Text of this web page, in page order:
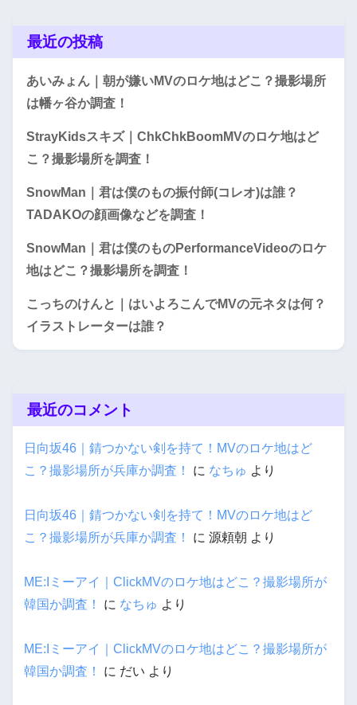
最近の投稿
あいみょん｜朝が嫌いMVのロケ地はどこ？撮影場所
は幡ヶ谷か調査！
StrayKidsスキズ｜ChkChkBoomMVのロケ地はど
こ？撮影場所を調査！
SnowMan｜君は僕のもの振付師(コレオ)は誰？
TADAKOの顔画像などを調査！
SnowMan｜君は僕のものPerformanceVideoのロケ
地はどこ？撮影場所を調査！
こっちのけんと｜はいよろこんでMVの元ネタは何？
イラストレーターは誰？
最近のコメント
日向坂46｜錆つかない剣を持て！MVのロケ地はど
こ？撮影場所が兵庫か調査！
に なちゅ より
日向坂46｜錆つかない剣を持て！MVのロケ地はど
こ？撮影場所が兵庫か調査！
に 源頼朝 より
ME:Iミーアイ｜ClickMVのロケ地はどこ？撮影場所が
韓国か調査！
に なちゅ より
ME:Iミーアイ｜ClickMVのロケ地はどこ？撮影場所が
韓国か調査！
に だい より